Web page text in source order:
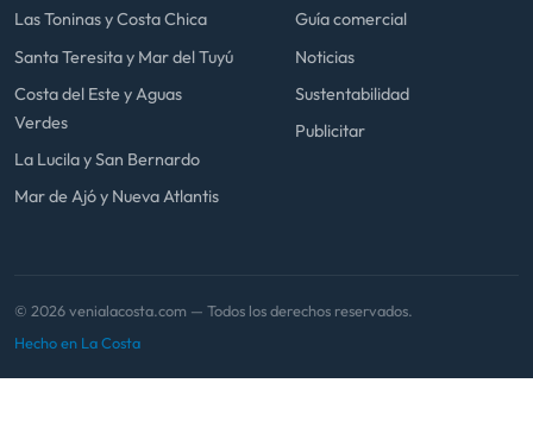
Las Toninas y Costa Chica
Santa Teresita y Mar del Tuyú
Costa del Este y Aguas
Verdes
La Lucila y San Bernardo
Mar de Ajó y Nueva Atlantis
Guía comercial
Noticias
Sustentabilidad
Publicitar
© 2026 venialacosta.com — Todos los derechos reservados.
Hecho en La Costa